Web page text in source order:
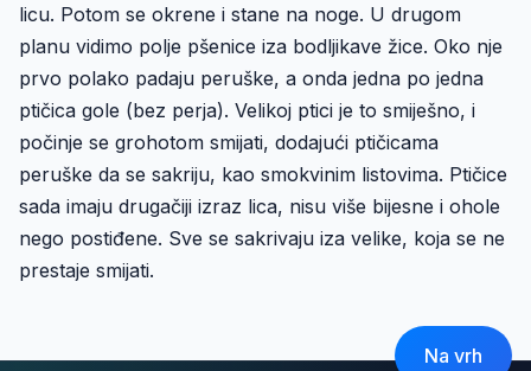
licu. Potom se okrene i stane na noge. U drugom
planu vidimo polje pšenice iza bodljikave žice. Oko nje
prvo polako padaju peruške, a onda jedna po jedna
ptičica gole (bez perja). Velikoj ptici je to smiješno, i
počinje se grohotom smijati, dodajući ptičicama
peruške da se sakriju, kao smokvinim listovima. Ptičice
sada imaju drugačiji izraz lica, nisu više bijesne i ohole
nego postiđene. Sve se sakrivaju iza velike, koja se ne
prestaje smijati.
Na vrh